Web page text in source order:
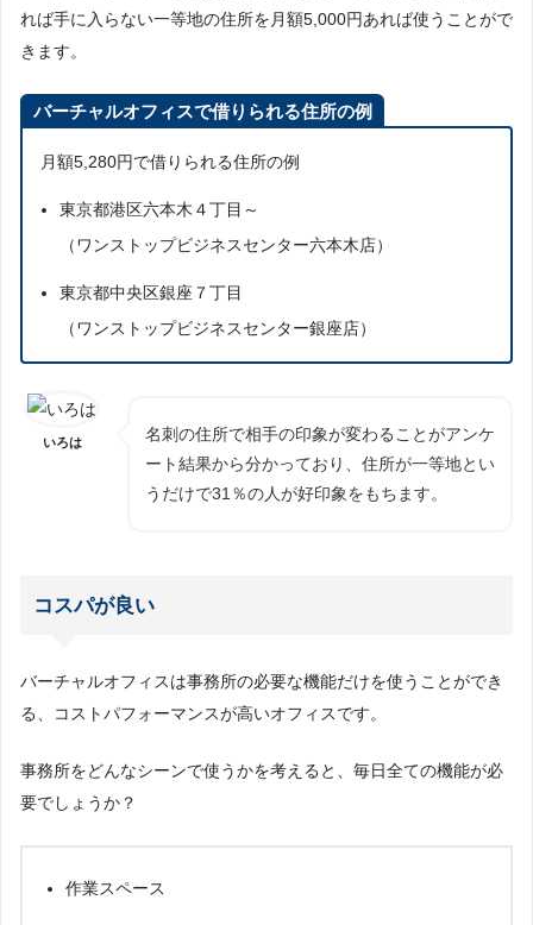
れば手に入らない一等地の住所を月額5,000円あれば使うことがで
きます。
バーチャルオフィスで借りられる住所の例
月額5,280円で借りられる住所の例
東京都港区六本木４丁目～
（ワンストップビジネスセンター六本木店）
東京都中央区銀座７丁目
（ワンストップビジネスセンター銀座店）
いろは
名刺の住所で相手の印象が変わることがアンケ
ート結果から分かっており、住所が一等地とい
うだけで31％の人が好印象をもちます。
コスパが良い
バーチャルオフィスは事務所の必要な機能だけを使うことができ
る、コストパフォーマンスが高いオフィスです。
事務所をどんなシーンで使うかを考えると、毎日全ての機能が必
要でしょうか？
作業スペース